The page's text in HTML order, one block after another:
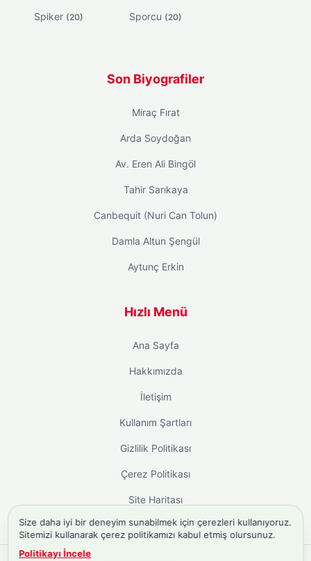
Spiker (20) Sporcu (20)
Son Biyografiler
Miraç Fırat
Arda Soydoğan
Av. Eren Ali Bingöl
Tahir Sarıkaya
Canbequit (Nuri Can Tolun)
Damla Altun Şengül
Aytunç Erkin
Hızlı Menü
Ana Sayfa
Hakkımızda
İletişim
Kullanım Şartları
Gizlilik Politikası
Çerez Politikası
Site Haritası
Size daha iyi bir deneyim sunabilmek için çerezleri kullanıyoruz.
Sitemizi kullanarak çerez politikamızı kabul etmiş olursunuz.
Politikayı İncele